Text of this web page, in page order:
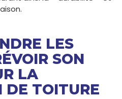
LES
SON
LA
DE TOITURE